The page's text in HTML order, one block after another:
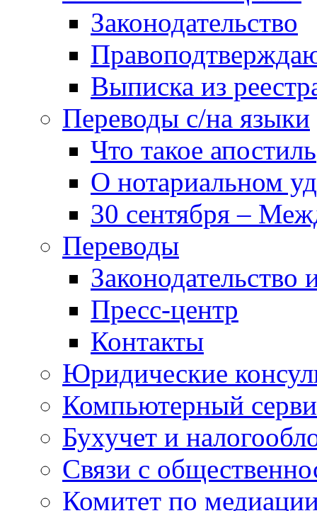
Законодательство
Выписка из
Переводы с/на языки
Что такое апостиль
О нотариальном
30 сентября –
Переводы
Законодательство
Пресс-центр
Контакты
Юридические
Компьютерный
Бухучет и
Связи с
Комитет по